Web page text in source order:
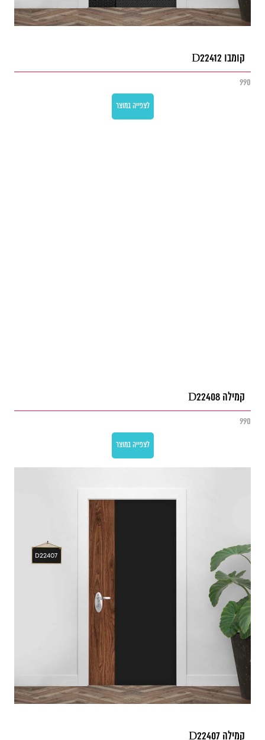
קומבו D22412
990
לצפייה במוצר
קמילה D22408
990
לצפייה במוצר
קמילה D22407